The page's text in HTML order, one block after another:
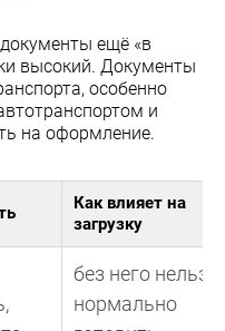
ещё «в
высокий. Документы
особенно
и
на оформление.
Как влияет на
загрузку
без него нельзя
нормально